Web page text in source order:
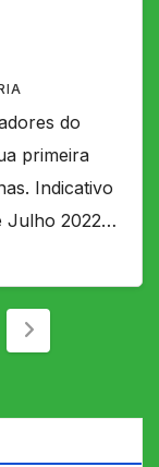
do
primeira
Indicativo
Julho 2022…